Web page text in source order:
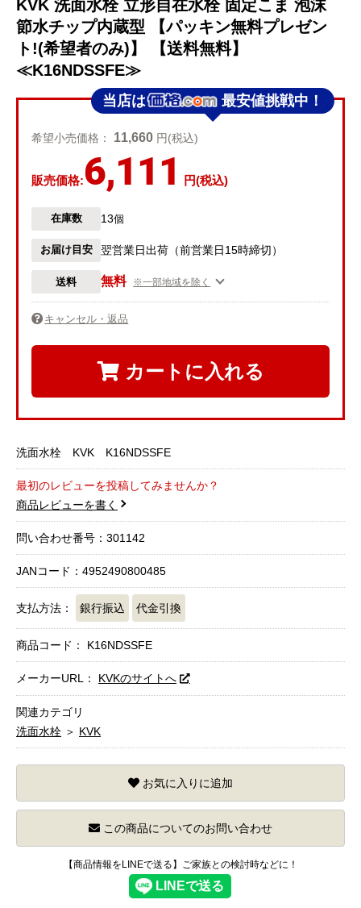
KVK 洗面水栓 立形自在水栓 固定こま 泡沫
節水チップ内蔵型 【パッキン無料プレゼン
ト!(希望者のみ)】 【送料無料】
≪K16NDSSFE≫
当店は 最安値挑戦中！
希望小売価格： 11,660 円(税込)
販売価格:6,111 円(税込)
在庫数 13個
お届け目安 翌営業日出荷（前営業日15時締切）
送料 無料 ※一部地域を除く
キャンセル・返品
カートに入れる
洗面水栓 KVK K16NDSSFE
最初のレビューを投稿してみませんか？
商品レビューを書く
問い合わせ番号：301142
JANコード：4952490800485
支払方法： 銀行振込 代金引換
商品コード： K16NDSSFE
メーカーURL： KVKのサイトへ
関連カテゴリ
洗面水栓 ＞ KVK
お気に入りに追加
この商品についてのお問い合わせ
【商品情報をLINEで送る】ご家族との検討時などに！